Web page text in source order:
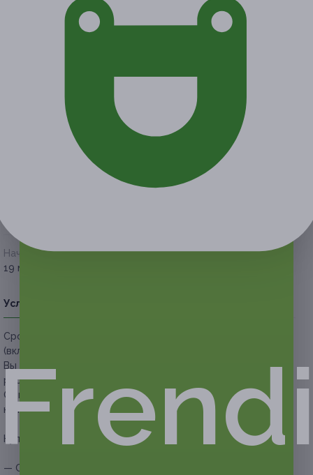
от 9 900 руб. от 990 руб.
Экономия от 8 910 руб.
Акция завершена
Начало действия
19 мая 2026 г.
Окончание действия
Условия
Срок действия купонов:
(включительно).
Вы можете предъявить купон в электронном или
распечатанном виде.
Один человек может купить неограниченное количество
купонов для себя или в подарок.
Купон действует на следующие виды услуг:
— Скидка 90% на безлимитное посещение сеансов LPG-